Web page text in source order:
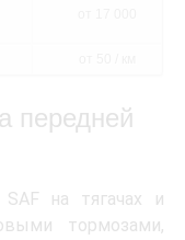
передней
на тягачах и
тормозами,